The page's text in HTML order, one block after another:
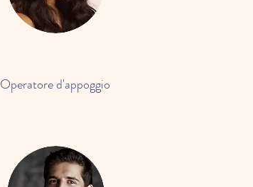
Operatore d'appoggio